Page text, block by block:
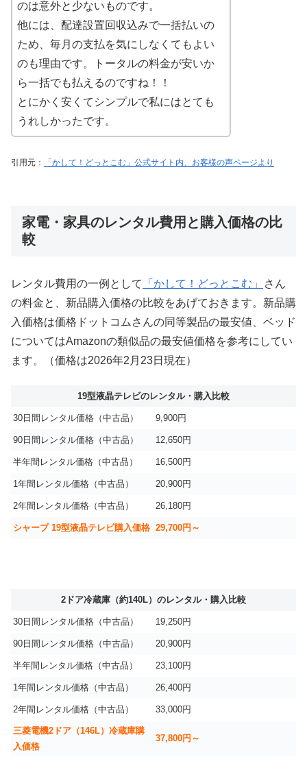
のは意外と少ないものです。
他には、配達設置回収込みで一括払いの
ため、毎月の支払を気にしなくてもよい
のも理由です。トータルの料金が安いか
ら一括でも払えるのですね！！
とにかく安くてシンプルで私にはとても
うれしかったです。
引用元： 「かして！どっとこむ」公式サイト内、お客様の声ページより
家電・家具のレンタル費用と購入価格の比
較
レンタル費用の一例として 「かして！どっとこむ」
さん
の料金と、新品購入価格の比較をあげておきます。新品購
入価格は価格ドットコムさんの同等製品の最安値、ベッド
についてはAmazonの類似品の最安値価格を参考にしてい
ます。（価格は2026年2月23日現在）
19型液晶テレビのレンタル・購入比較
30日間レンタル価格（中古品） 9,900円
90日間レンタル価格（中古品） 12,650円
半年間レンタル価格（中古品） 16,500円
1年間レンタル価格（中古品） 20,900円
2年間レンタル価格（中古品） 26,180円
シャープ 19型液晶テレビ購入価格 29,700円～
2ドア冷蔵庫（約140L）のレンタル・購入比較
30日間レンタル価格（中古品） 19,250円
90日間レンタル価格（中古品） 20,900円
半年間レンタル価格（中古品） 23,100円
1年間レンタル価格（中古品） 26,400円
2年間レンタル価格（中古品） 33,000円
三菱電機2ドア（146L）冷蔵庫購
入価格
37,800円～